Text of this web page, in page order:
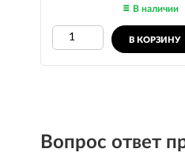
В наличии
В КОРЗИНУ
Вопрос ответ